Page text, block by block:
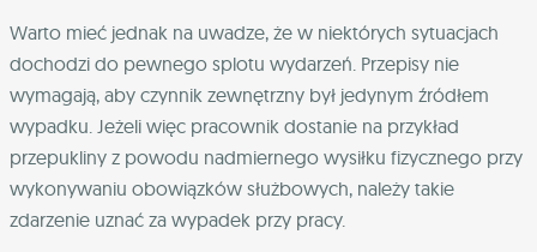
Warto mieć jednak na uwadze, że w niektórych sytuacjach
dochodzi do pewnego splotu wydarzeń. Przepisy nie
wymagają, aby czynnik zewnętrzny był jedynym źródłem
wypadku. Jeżeli więc pracownik dostanie na przykład
przepukliny z powodu nadmiernego wysiłku fizycznego przy
wykonywaniu obowiązków służbowych, należy takie
zdarzenie uznać za wypadek przy pracy.